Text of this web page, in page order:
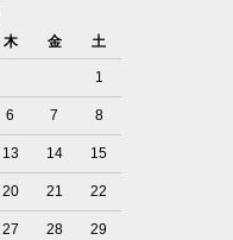
木 金 土
1
6 7 8
13 14 15
20 21 22
27 28 29